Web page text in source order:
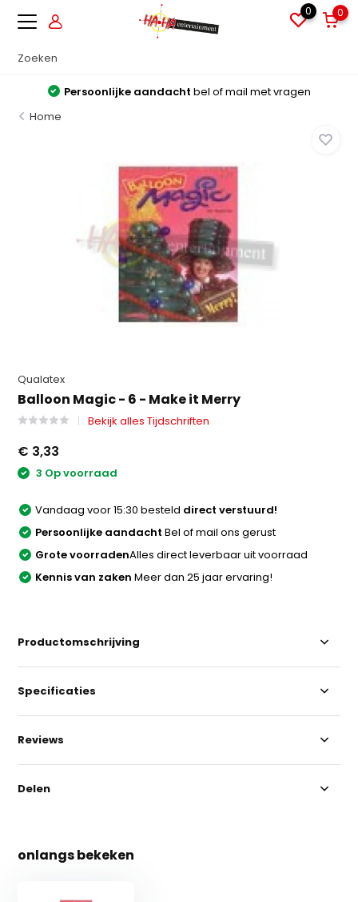
0 0
Persoonlijke aandacht bel of mail met vragen
Home
Qualatex
Balloon Magic - 6 - Make it Merry
Bekijk alles Tijdschriften
€ 3,33
3 Op voorraad
Vandaag voor 15:30 besteld direct verstuurd!
Persoonlijke aandacht Bel of mail ons gerust
Grote voorradenAlles direct leverbaar uit voorraad
Kennis van zaken Meer dan 25 jaar ervaring!
Productomschrijving
Specificaties
Reviews
Delen
onlangs bekeken